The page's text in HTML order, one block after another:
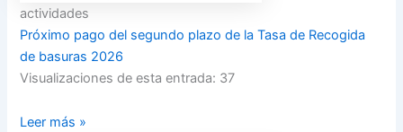
actividades
Próximo pago del segundo plazo de la Tasa de Recogida
de basuras 2026
Visualizaciones de esta entrada: 37
Leer más »